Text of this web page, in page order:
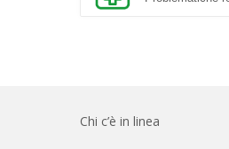
Chi c’è in linea